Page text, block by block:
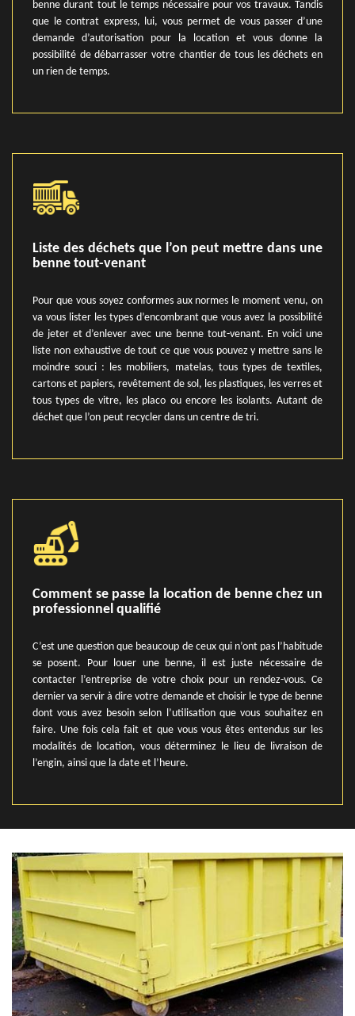
benne durant tout le temps nécessaire pour vos travaux. Tandis
que le contrat express, lui, vous permet de vous passer d’une
demande d’autorisation pour la location et vous donne la
possibilité de débarrasser votre chantier de tous les déchets en
un rien de temps.
Liste des déchets que l’on peut mettre dans une
benne tout-venant
Pour que vous soyez conformes aux normes le moment venu, on
va vous lister les types d’encombrant que vous avez la possibilité
de jeter et d’enlever avec une benne tout-venant. En voici une
liste non exhaustive de tout ce que vous pouvez y mettre sans le
moindre souci : les mobiliers, matelas, tous types de textiles,
cartons et papiers, revêtement de sol, les plastiques, les verres et
tous types de vitre, les placo ou encore les isolants. Autant de
déchet que l’on peut recycler dans un centre de tri.
Comment se passe la location de benne chez un
professionnel qualifié
C’est une question que beaucoup de ceux qui n’ont pas l’habitude
se posent. Pour louer une benne, il est juste nécessaire de
contacter l’entreprise de votre choix pour un rendez-vous. Ce
dernier va servir à dire votre demande et choisir le type de benne
dont vous avez besoin selon l’utilisation que vous souhaitez en
faire. Une fois cela fait et que vous vous êtes entendus sur les
modalités de location, vous déterminez le lieu de livraison de
l’engin, ainsi que la date et l’heure.